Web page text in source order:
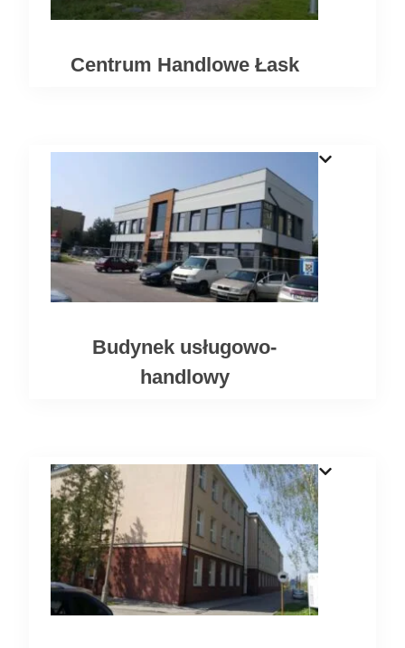
Centrum Handlowe Łask
Budynek usługowo-
handlowy